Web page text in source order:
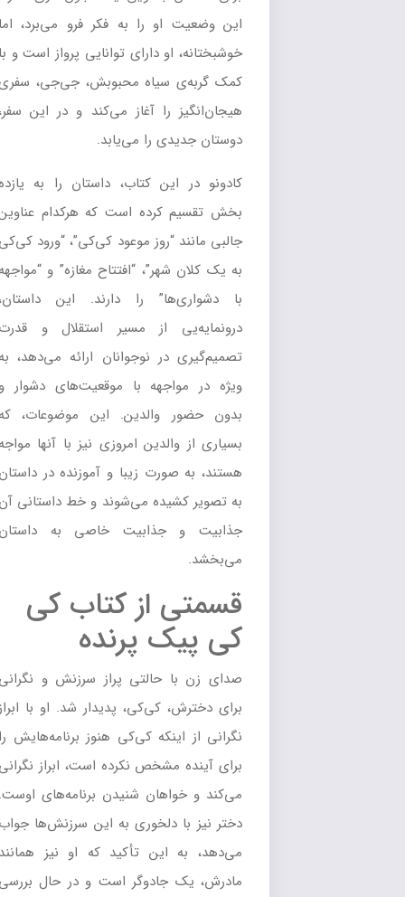
این وضعیت او را به فکر فرو می‌برد، اما
خوشبختانه، او دارای توانایی پرواز است و با
کمک گربه‌ی سیاه محبوبش، جی‌جی، سفری
هیجان‌انگیز را آغاز می‌کند و در این سفر،
دوستان جدیدی را می‌یابد.
کادونو در این کتاب، داستان را به یازده
بخش تقسیم کرده است که هرکدام عناوین
جالبی مانند “روز موعود کی‌کی”، “ورود کی‌کی
به یک کلان شهر”، “افتتاح مغازه” و “مواجهه
با دشواری‌ها” را دارند. این داستان،
درونمایه‌یی از مسیر استقلال و قدرت
تصمیم‌گیری در نوجوانان ارائه می‌دهد، به
ویژه در مواجهه با موقعیت‌های دشوار و
بدون حضور والدین. این موضوعات، که
بسیاری از والدین امروزی نیز با آنها مواجه
هستند، به صورت زیبا و آموزنده در داستان
به تصویر کشیده می‌شوند و خط داستانی آن
جذابیت و جذابیت خاصی به داستان
می‌بخشد.
قسمتی از کتاب کی
کی پیک پرنده
صدای زن با حالتی پراز سرزنش و نگرانی
برای دخترش، کی‌کی، پدیدار شد. او با ابراز
نگرانی از اینکه کی‌کی هنوز برنامه‌هایش را
برای آینده مشخص نکرده است، ابراز نگرانی
می‌کند و خواهان شنیدن برنامه‌های اوست.
دختر نیز با دلخوری به این سرزنش‌ها جواب
می‌دهد، به این تأکید که او نیز همانند
مادرش، یک جادوگر است و در حال بررسی